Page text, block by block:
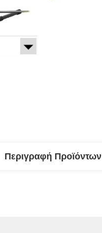
Περιγραφή Προϊόντων